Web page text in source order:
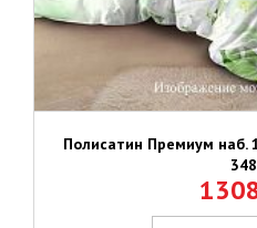
Полисатин Премиум наб.